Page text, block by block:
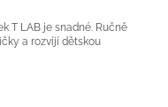
T LAB je snadné. Ručně
a rozvíjí dětskou